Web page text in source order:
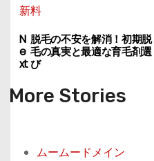
新料
C
o
n
N
e
xt
脱毛の不安を解消！初期脱
毛の真実と最適な育毛剤選
び
More Stories
ムームードメイン